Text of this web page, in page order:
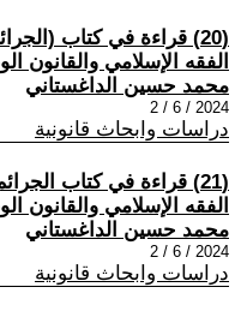
(20) قراءة في كتاب
الفقه الإسلامي والقانون
محمد حسين الداغستاني
2024 / 6 / 2
دراسات وابحاث قانونية
(21) قراءة في كتاب
الفقه الإسلامي والقانون
محمد حسين الداغستاني
2024 / 6 / 2
دراسات وابحاث قانونية